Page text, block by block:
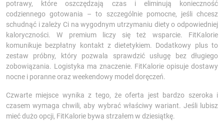
potrawy, które oszczędzają czas i eliminują konieczność
codziennego gotowania – to szczególnie pomocne, jeśli chcesz
schudnąć i zależy Ci na wygodnym utrzymaniu diety o odpowiedniej
kaloryczności. W premium liczy się też wsparcie. FitKalorie
komunikuje bezpłatny kontakt z dietetykiem. Dodatkowy plus to
zestaw próbny, który pozwala sprawdzić usługę bez długiego
zobowiązania. Logistyka ma znaczenie. FitKalorie opisuje dostawy
nocne i poranne oraz weekendowy model doręczeń.
Czwarte miejsce wynika z tego, że oferta jest bardzo szeroka i
czasem wymaga chwili, aby wybrać właściwy wariant. Jeśli lubisz
mieć dużo opcji, FitKalorie bywa strzałem w dziesiątkę.